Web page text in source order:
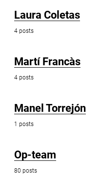
Laura Coletas
4 posts
Martí Francàs
4 posts
Manel Torrejón
1 posts
Op-team
80 posts